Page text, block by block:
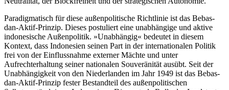
Paradigmatisch für diese außenpolitische Richtlinie ist das Bebas-
dan-Aktif-Prinzip. Dieses postuliert eine unabhängige und aktive
indonesische Außenpolitik. »Unab­hängig« bedeutet in diesem
Kontext, dass Indone­sien seinen Part in der internatio­nalen Politik
frei von der Einflussnahme externer Mächte und unter
Aufrechterhal­tung seiner nationalen Souveränität ausübt. Seit der
Unabhängigkeit von den Niederlanden im Jahr 1949 ist das Bebas-
dan-Aktif-Prinzip fester Bestandteil des außenpolitischen